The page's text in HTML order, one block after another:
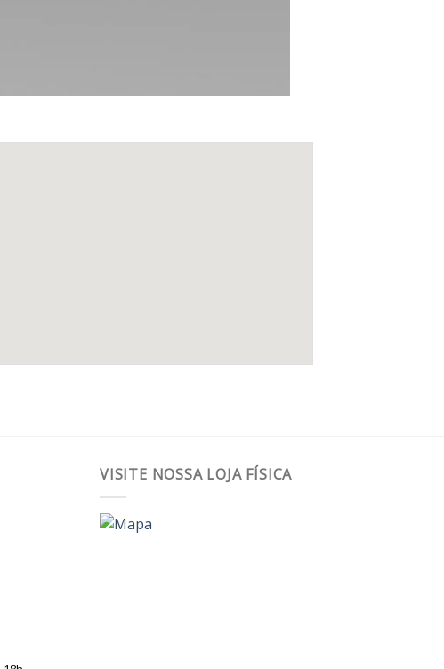
VISITE NOSSA LOJA FÍSICA